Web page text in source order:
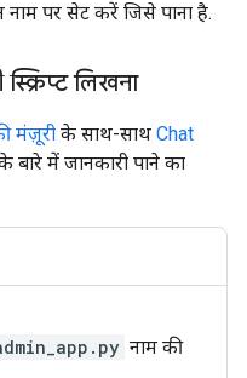
पर सेट करें जिसे पाना है.
लिखना
मंज़ूरी के साथ-साथ Chat
में जानकारी पाने का
नाम की